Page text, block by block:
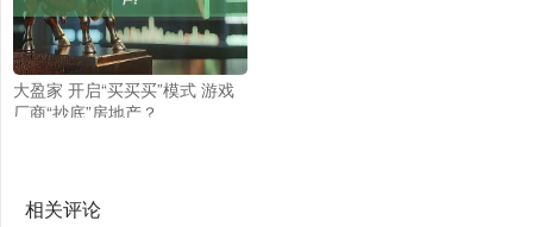
大盈家 开启“买买买”模式 游戏
厂商“抄底”房地产？
相关评论